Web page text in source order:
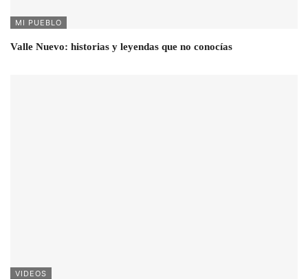
MI PUEBLO
Valle Nuevo: historias y leyendas que no conocías
VIDEOS